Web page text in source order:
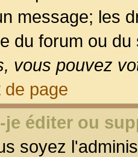
message; les
du forum ou
vous pouvez
de page
éditer ou
soyez